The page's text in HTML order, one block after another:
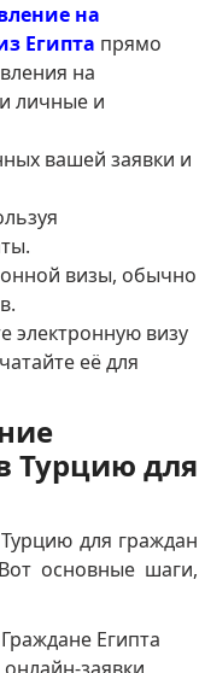
на
Египта прямо
на
личные и
вашей заявки и
визы, обычно
электронную визу
её для
Турцию для
для граждан
основные шаги,
Египта